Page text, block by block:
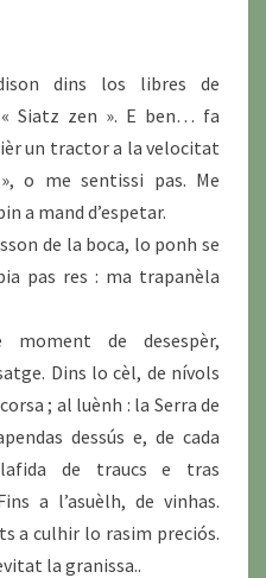
dins los libres de
Siatz zen ». E ben… fa
un tractor a la velocitat
o me sentissi pas. Me
a mand d’espetar.
de la boca, lo ponh se
pas res : ma trapanèla
moment de desespèr,
Dins lo cèl, de nívols
; al luènh : la Serra de
dessús e, de cada
de traucs e tras
a l’asuèlh, de vinhas.
a culhir lo rasim preciós.
la granissa..